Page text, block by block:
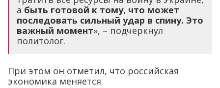
а быть готовой к тому, что может
последовать сильный удар в спину. Это
важный момент», – подчеркнул
политолог.
При этом он отметил, что российская
экономика меняется.